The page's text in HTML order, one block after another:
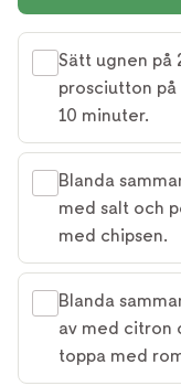
Sätt ugnen på
prosciutton på
10 minuter.
Blanda
med salt och
med chipsen.
Blanda
av med citron
toppa med